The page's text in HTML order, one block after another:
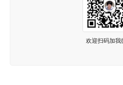
欢迎扫码加我